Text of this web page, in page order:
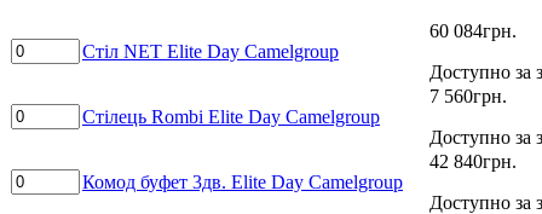
Стіл NET Elite Day Camelgroup
60 084грн.
Доступно за
Стілець Rombi Elite Day Camelgroup
7 560грн.
Доступно за
Комод буфет 3дв. Elite Day Camelgroup
42 840грн.
Доступно за